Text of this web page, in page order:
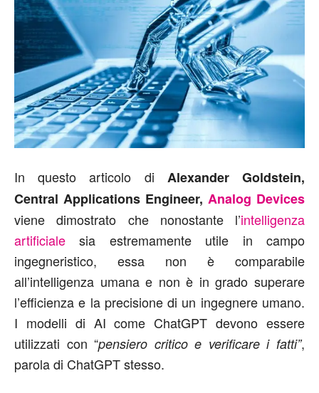
In questo articolo di Alexander Goldstein,
Central Applications Engineer, Analog Devices
viene dimostrato che nonostante l’intelligenza
artificiale sia estremamente utile in campo
ingegneristico, essa non è comparabile
all’intelligenza umana e non è in grado superare
l’efficienza e la precisione di un ingegnere umano.
I modelli di AI come ChatGPT devono essere
utilizzati con “pensiero critico e verificare i fatti”,
parola di ChatGPT stesso.